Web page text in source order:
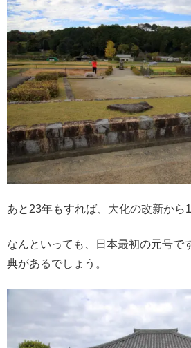
あと23年もすれば、大化の改新から
なんといっても、日本最初の元号で
典があるでしょう。